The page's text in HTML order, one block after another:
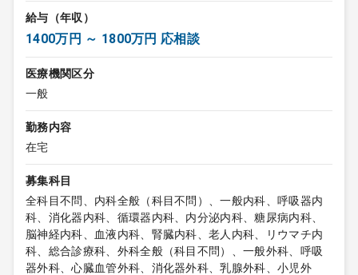
給与（年収）
1400万円 ～ 1800万円 応相談
医療機関区分
一般
勤務内容
在宅
募集科目
全科目不問、内科全般（科目不問）、一般内科、呼吸器内
科、消化器内科、循環器内科、内分泌内科、糖尿病内科、
脳神経内科、血液内科、腎臓内科、老人内科、リウマチ内
科、総合診療科、外科全般（科目不問）、一般外科、呼吸
器外科、心臓血管外科、消化器外科、乳腺外科、小児外